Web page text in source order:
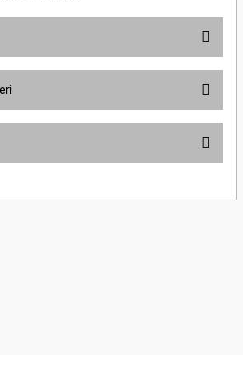
öneri formunu kullanarak tarafımıza